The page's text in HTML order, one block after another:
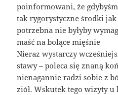
poinformowani, że
tak rygorystyczne środki
potrzebna nie byłyby
maść na bolące mięśnie
Nieraz wystarczy
stawy – poleca się znaną
nienagannie radzi sobie z
ziół. Wskutek tego wizyty u